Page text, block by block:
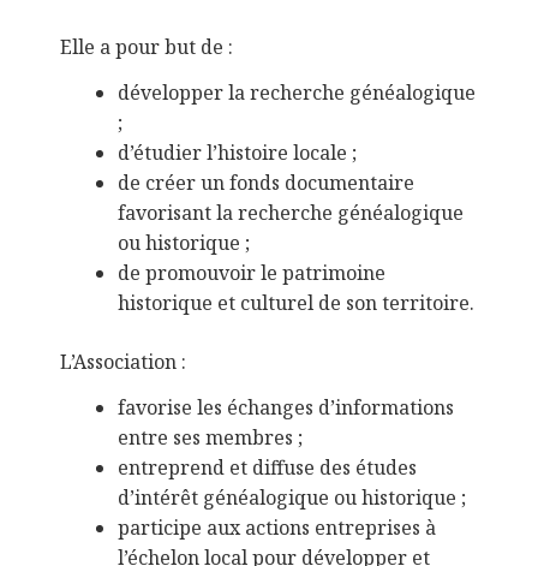
Elle a pour but de :
développer la recherche généalogique
;
d’étudier l’histoire locale ;
de créer un fonds documentaire
favorisant la recherche généalogique
ou historique ;
de promouvoir le patrimoine
historique et culturel de son territoire.
L’Association :
favorise les échanges d’informations
entre ses membres ;
entreprend et diffuse des études
d’intérêt généalogique ou historique ;
participe aux actions entreprises à
l’échelon local pour développer et